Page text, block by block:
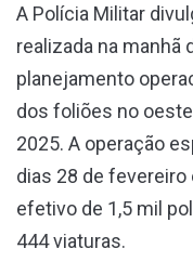
A Polícia Militar
realizada na manhã
planejamento
dos foliões no
2025. A operação
dias 28 de
efetivo de 1,5 mil
444 viaturas.